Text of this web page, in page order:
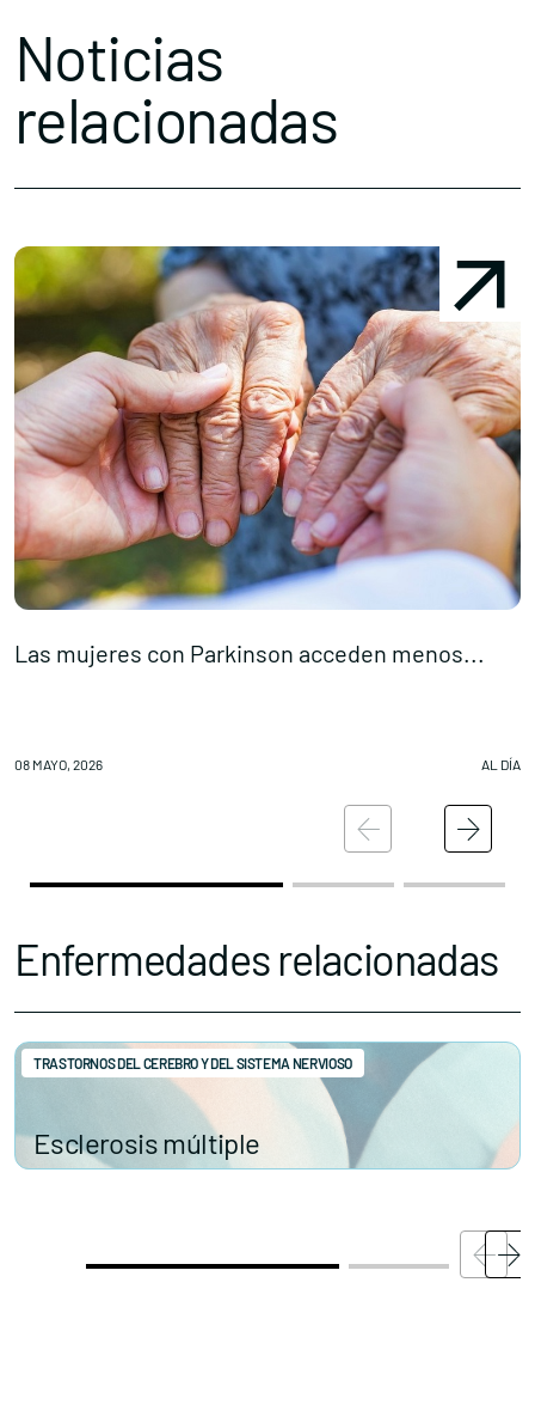
Noticias
relacionadas
Las mujeres con Parkinson acceden menos...
08 MAYO, 2026 AL DÍA
Enfermedades relacionadas
Esclerosis múltiple
TRASTORNOS DEL CEREBRO Y DEL SISTEMA NERVIOSO